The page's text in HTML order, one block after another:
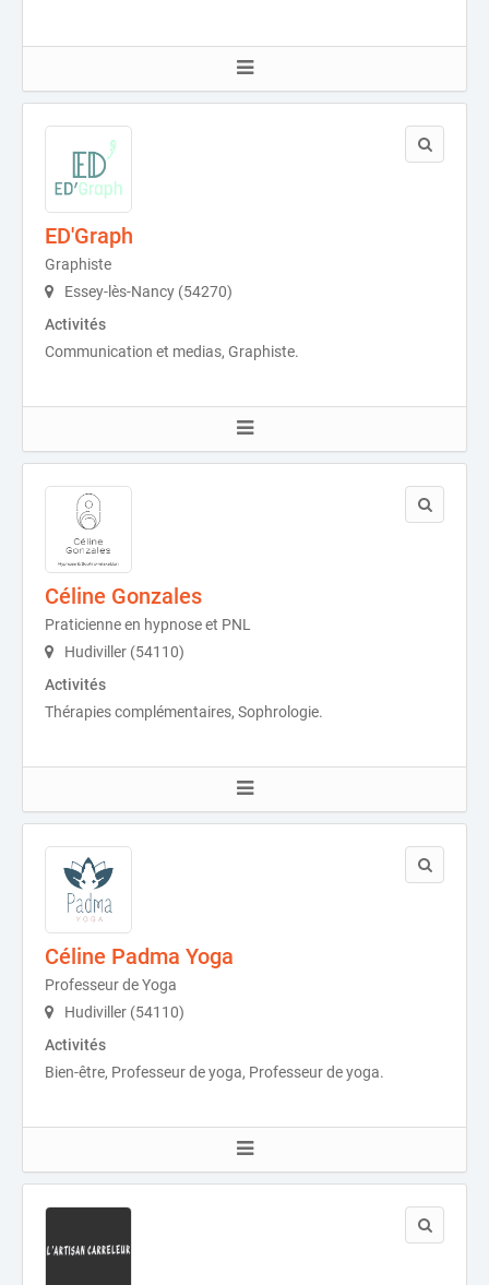
ED'Graph
Graphiste
Essey-lès-Nancy (54270)
Activités
Communication et medias, Graphiste.
Céline Gonzales
Praticienne en hypnose et PNL
Hudiviller (54110)
Activités
Thérapies complémentaires, Sophrologie.
Céline Padma Yoga
Professeur de Yoga
Hudiviller (54110)
Activités
Bien-être, Professeur de yoga, Professeur de yoga.